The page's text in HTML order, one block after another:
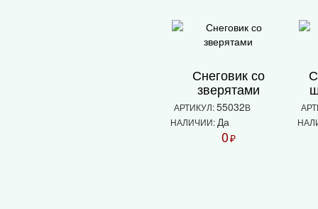
Снеговик со
зверятами
АРТИКУЛ:55032В
НАЛИЧИИ:Да
0₽